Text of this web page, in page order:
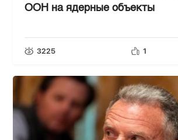
ООН на ядерные объекты
3225 1